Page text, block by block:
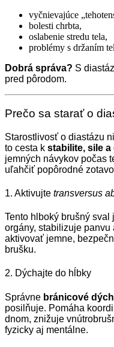
vyčnievajúce
bolesti chrbta,
oslabenie stredu tela,
problémy s držaním
Dobrá správa? S
pred pôrodom.
Prečo sa starať o
Starostlivosť o diastázu
to cesta k stabilite, sile
jemných návykov počas
uľahčiť popôrodné
1. Aktivujte transversus
Tento hlboký brušný sval
orgány, stabilizuje panvu
aktivovať jemne,
brušku.
2. Dýchajte do hĺbky
Správne bránicové
posilňuje. Pomáha
dnom, znižuje
fyzicky aj mentálne.